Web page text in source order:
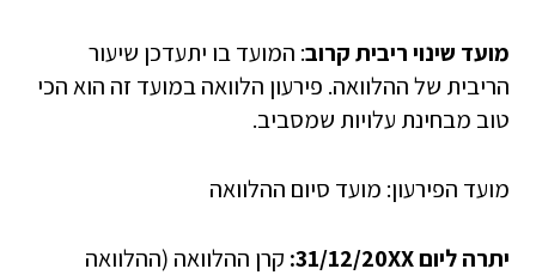
מועד שינוי ריבית קרוב: המועד בו יתעדכן שיעור
הריבית של ההלוואה. פירעון הלוואה במועד זה הוא הכי
טוב מבחינת עלויות שמסביב.
מועד הפירעון: מועד סיום ההלוואה
יתרה ליום 31/12/20XX:
קרן ההלוואה (ההלוואה